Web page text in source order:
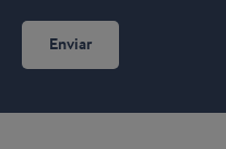
Enviar